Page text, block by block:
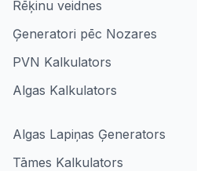
Rēķinu veidnes
Ģeneratori pēc Nozares
PVN Kalkulators
Algas Kalkulators
Algas Lapiņas Ģenerators
Tāmes Kalkulators